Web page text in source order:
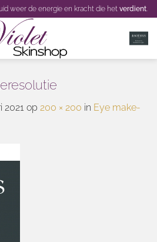
weer de energie en kracht die het verdient.
2021 op 200 × 200 in Eye make-